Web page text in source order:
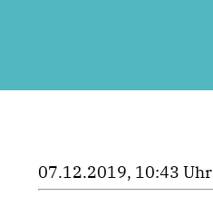
07.12.2019, 10:43 Uhr